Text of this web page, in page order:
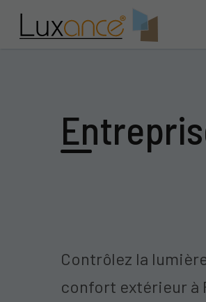
Contrôlez la
confort extérieur à